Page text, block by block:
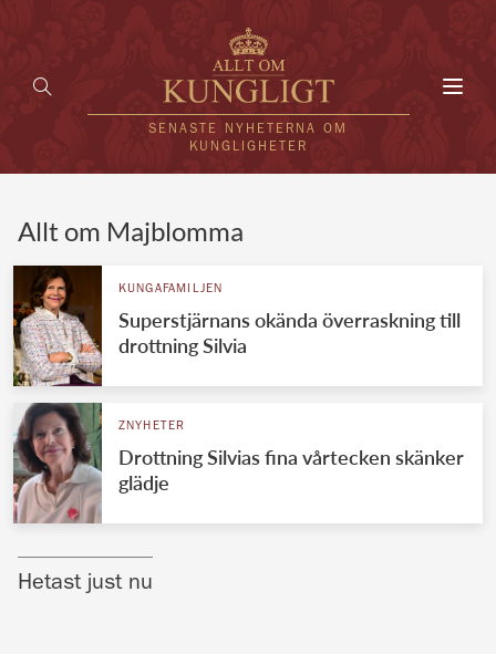
SENASTE NYHETERNA OM
KUNGLIGHETER
UTLÄNDSKT
VÄRLDENS KUNGAHUS
Svenska kungahuset
REDAKTION
Allt om Majblomma
KUNGAFAMILJEN
Superstjärnans okända överraskning till
drottning Silvia
ZNYHETER
Drottning Silvias fina vårtecken skänker
glädje
Hetast just nu